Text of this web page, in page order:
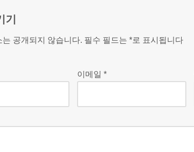
는 공개되지 않습니다. 필수 필드는 *로 표시됩니다
이메일 *